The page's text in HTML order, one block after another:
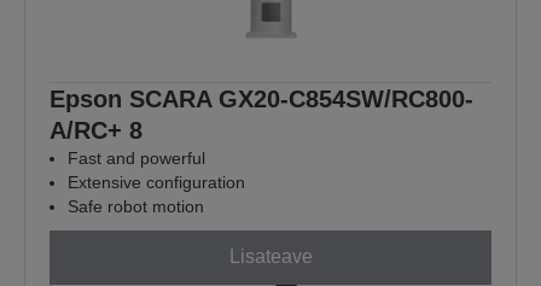
Epson SCARA GX20-C854SW/RC800-
A/RC+ 8
Fast and powerful
Extensive configuration
Safe robot motion
Lisateave